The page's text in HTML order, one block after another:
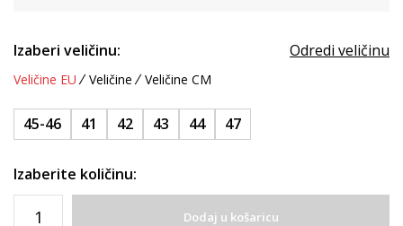
Izaberi veličinu: Odredi veličinu
Veličine EU Veličine Veličine CM
45-46 41 42 43 44 47
Izaberite količinu:
Dodaj u košaricu